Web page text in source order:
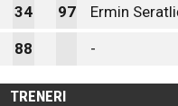
34 97 Ermin
88 -
TRENERI